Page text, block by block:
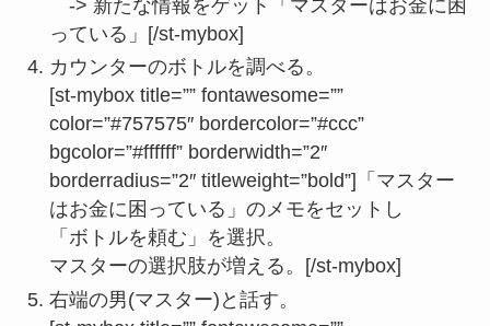
-> 新たな情報をゲット「マスターはお金に困
っている」[/st-mybox]
カウンターのボトルを調べる。
[st-mybox title=”” fontawesome=””
color=”#757575″ bordercolor=”#ccc”
bgcolor=”#ffffff” borderwidth=”2″
borderradius=”2″ titleweight=”bold”]「マスター
はお金に困っている」のメモをセットし
「ボトルを頼む」を選択。
マスターの選択肢が増える。[/st-mybox]
右端の男(マスター)と話す。